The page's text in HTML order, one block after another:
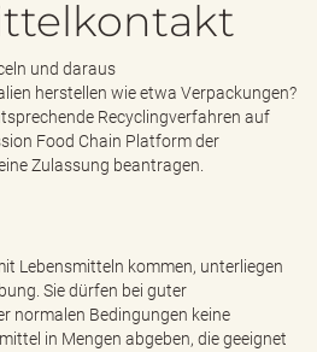
l
e
und daraus
herstellen wie etwa Verpackungen?
Recyclingverfahren auf
Food Chain Platform der
Zulassung beantragen.
Lebensmitteln kommen, unterliegen
Sie dürfen bei guter
normalen Bedingungen keine
in Mengen abgeben, die geeignet